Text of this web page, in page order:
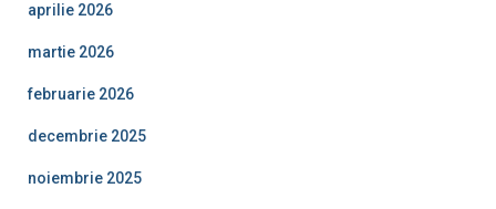
aprilie 2026
martie 2026
februarie 2026
decembrie 2025
noiembrie 2025